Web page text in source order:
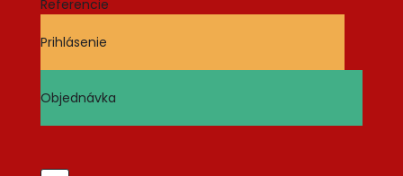
Referencie
Prihlásenie
Objednávka